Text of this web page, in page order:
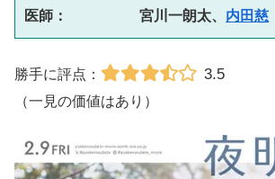
医師：　　　　　宮川一朗太、 内田慈
勝手に評点： 3.5
（一見の価値はあり）